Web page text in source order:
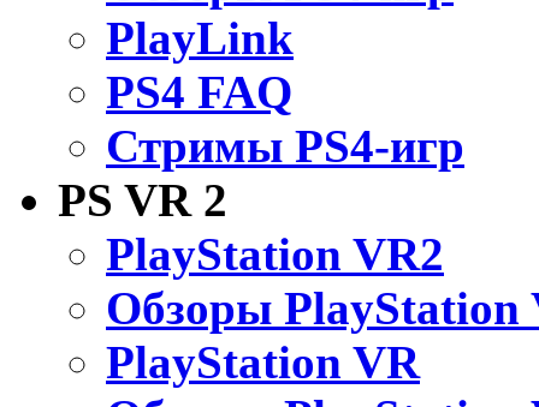
PlayLink
PS4 FAQ
Стримы PS4-игр
PS VR 2
PlayStation VR2
Обзоры PlayStation
PlayStation VR